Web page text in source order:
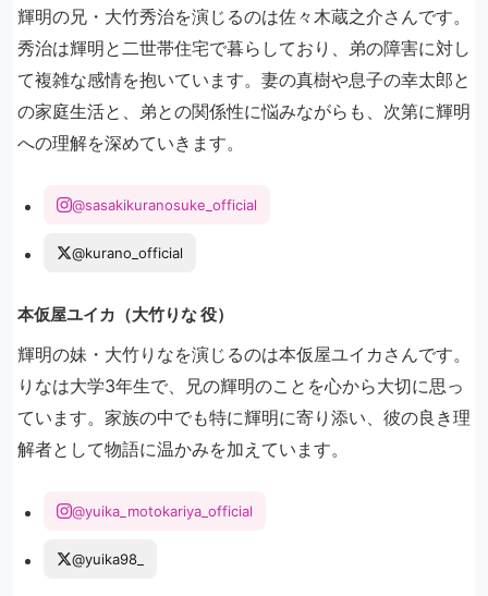
輝明の兄・大竹秀治を演じるのは佐々木蔵之介さんです。
秀治は輝明と二世帯住宅で暮らしており、弟の障害に対し
て複雑な感情を抱いています。妻の真樹や息子の幸太郎と
の家庭生活と、弟との関係性に悩みながらも、次第に輝明
への理解を深めていきます。
@sasakikuranosuke_official
@kurano_official
本仮屋ユイカ（大竹りな 役）
輝明の妹・大竹りなを演じるのは本仮屋ユイカさんです。
りなは大学3年生で、兄の輝明のことを心から大切に思っ
ています。家族の中でも特に輝明に寄り添い、彼の良き理
解者として物語に温かみを加えています。
@yuika_motokariya_official
@yuika98_